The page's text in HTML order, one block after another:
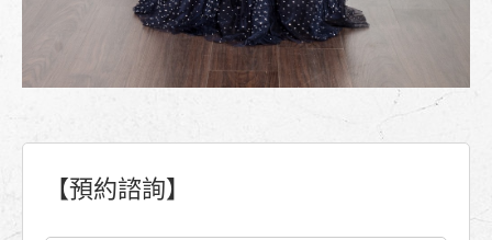
【預約諮詢】